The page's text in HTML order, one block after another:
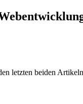
letzten beiden